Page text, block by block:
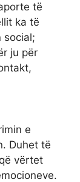
të
ka të
social;
ju për
e
Duhet të
vërtet